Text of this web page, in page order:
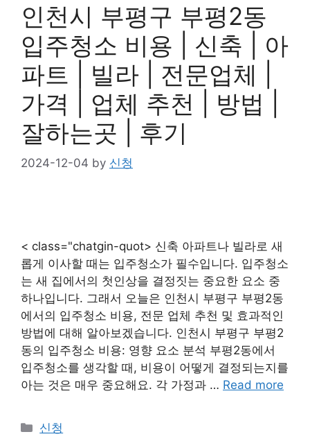
인천시 부평구 부평2동
입주청소 비용 | 신축 | 아
파트 | 빌라 | 전문업체 |
가격 | 업체 추천 | 방법 |
잘하는곳 | 후기
2024-12-04 by 신청
< class="chatgin-quot> 신축 아파트나 빌라로 새
롭게 이사할 때는 입주청소가 필수입니다. 입주청소
는 새 집에서의 첫인상을 결정짓는 중요한 요소 중
하나입니다. 그래서 오늘은 인천시 부평구 부평2동
에서의 입주청소 비용, 전문 업체 추천 및 효과적인
방법에 대해 알아보겠습니다. 인천시 부평구 부평2
동의 입주청소 비용: 영향 요소 분석 부평2동에서
입주청소를 생각할 때, 비용이 어떻게 결정되는지를
아는 것은 매우 중요해요. 각 가정과 … Read more
Categories
신청